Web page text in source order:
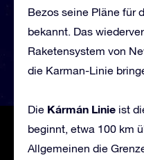
Bezos seine Pläne für
bekannt. Das
Raketensystem von
die Karman-Linie
Die Kármán Linie ist
beginnt, etwa 100 km
Allgemeinen die